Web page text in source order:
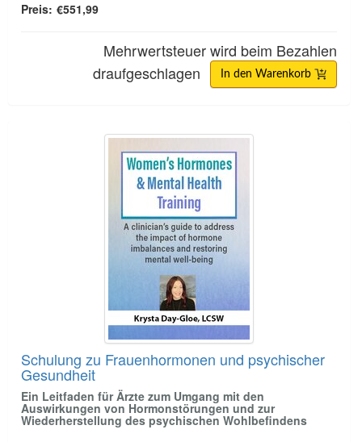
Preis: €551,99
Mehrwertsteuer wird beim Bezahlen
draufgeschlagen
In den Warenkorb
Schulung zu Frauenhormonen und psychischer
Schulung zu Frauenhormonen und psychischer
Gesundheit
Ein Leitfaden für Ärzte zum Umgang mit den
Auswirkungen von Hormonstörungen und zur
Wiederherstellung des psychischen Wohlbefindens